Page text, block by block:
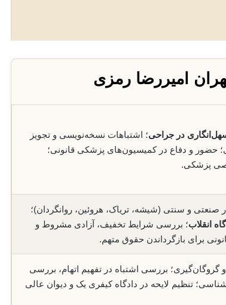
امیررضا رمزی
در جراحی؛ اشتباهات نسخه‌نویسی و تجویز
حضور و دفاع در کمیسیون‌های پزشکی قانونی؛
پزشکی.
و سنتی (شیشه، تریاک، هروئین، روانگردان)؛
انقلاب؛ بررسی شرایط تخفیف، آزادی مشروط و
برای بازگرداندن حقوق متهم.
گروگان‌گیری؛ بررسی اشتباه در تفهیم اتهام، بررسی
تنظیم لایحه در دادگاه کیفری یک و دیوان عالی